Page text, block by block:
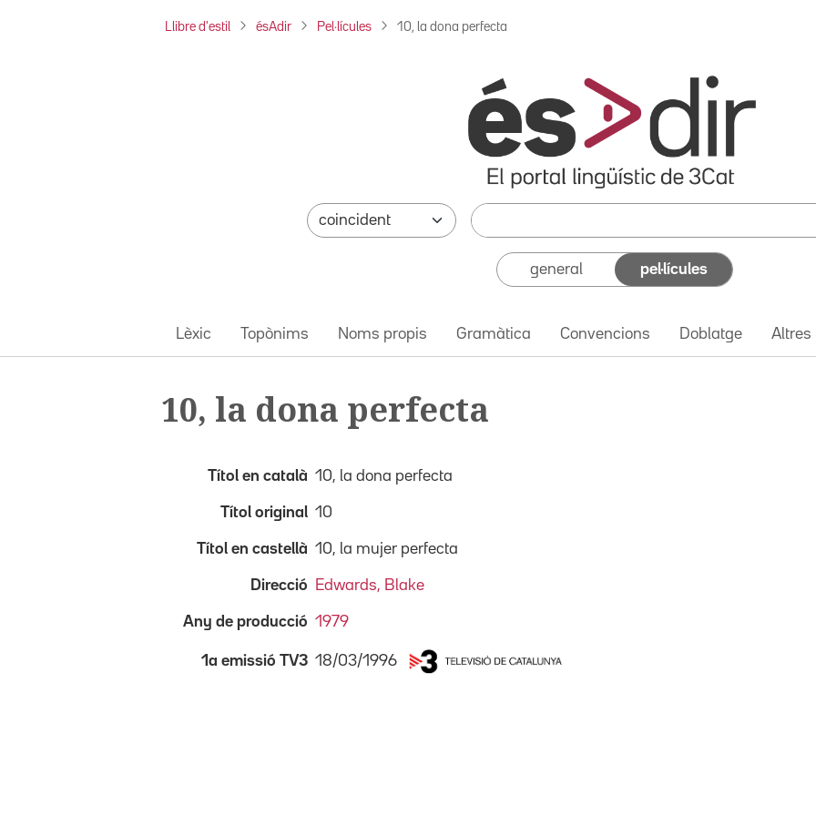
Llibre d'estil ésAdir Pel·lícules 10, la dona perfecta
general pel·lícules
Lèxic Topònims Noms propis Gramàtica Convencions Doblatge Altres
10, la dona perfecta
Títol en català 10, la dona perfecta
Títol original 10
Títol en castellà 10, la mujer perfecta
Direcció Edwards, Blake
Any de producció 1979
1a emissió TV3 18/03/1996